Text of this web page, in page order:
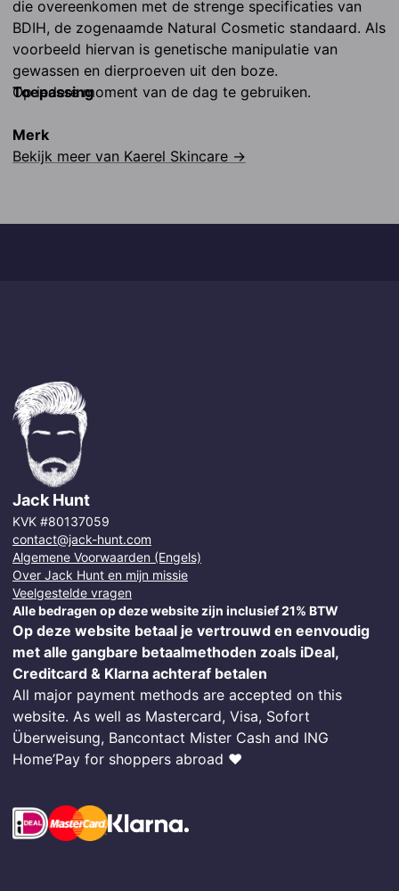
die overeenkomen met de strenge specificaties van
BDIH, de zogenaamde Natural Cosmetic standaard. Als
voorbeeld hiervan is genetische manipulatie van
gewassen en dierproeven uit den boze.
Toepassing
Op iedere moment van de dag te gebruiken.
Merk
Bekijk meer van Kaerel Skincare →
Jack Hunt
KVK #80137059
contact@jack-hunt.com
Algemene Voorwaarden (Engels)
Over Jack Hunt en mijn missie
Veelgestelde vragen
Alle bedragen op deze website zijn inclusief 21% BTW
Op deze website betaal je vertrouwd en eenvoudig
met alle gangbare betaalmethoden zoals iDeal,
Creditcard & Klarna achteraf betalen
All major payment methods are accepted on this
website. As well as Mastercard, Visa, Sofort
Überweisung, Bancontact Mister Cash and ING
Home’Pay for shoppers abroad ❤️